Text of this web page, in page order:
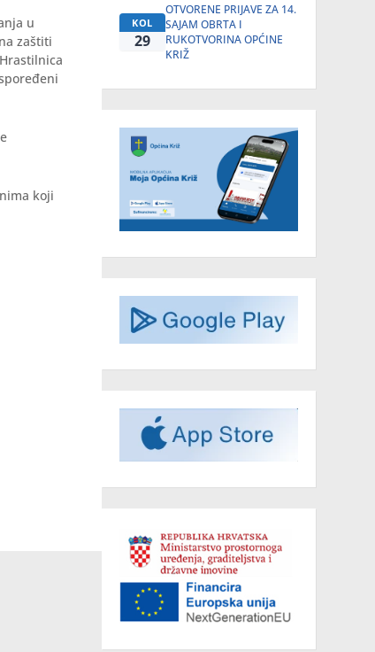
u
zaštiti
koji
KOL
29
OTVORENE PRIJAVE ZA 14.
SAJAM OBRTA I
RUKOTVORINA OPĆINE
KRIŽ